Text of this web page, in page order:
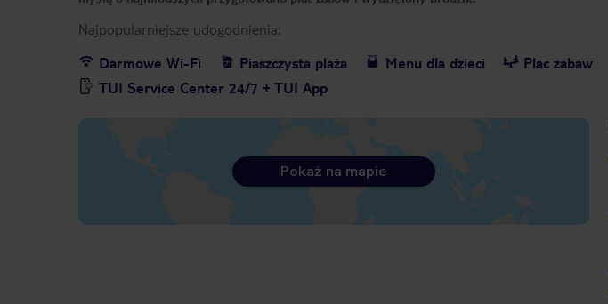
Najpopularniejsze udogodnienia:
Darmowe Wi-Fi
Piaszczysta plaża Menu dla dzieci
Plac zabaw
TUI Service Center 24/7 + TUI App
Pokaż na mapie